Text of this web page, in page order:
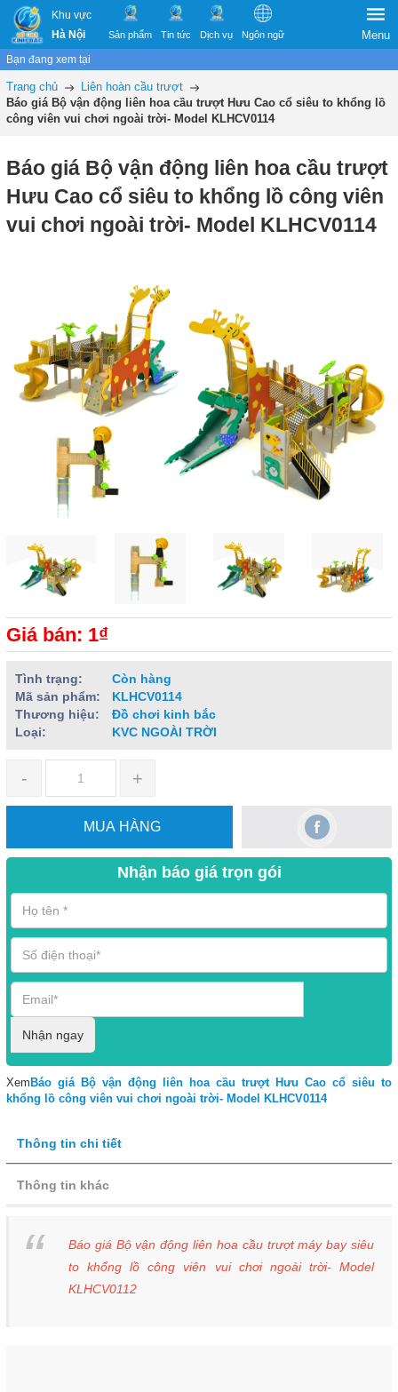
Khu vực
Hà Nội
Sản phẩm Tin tức Dịch vụ Ngôn ngữ Menu
Bạn đang xem tại
Trang chủ
Liên hoàn cầu trượt
Báo giá Bộ vận động liên hoa cầu trượt Hưu Cao cổ siêu to khổng lồ
công viên vui chơi ngoài trời- Model KLHCV0114
Báo giá Bộ vận động liên hoa cầu trượt
Hưu Cao cổ siêu to khổng lồ công viên
vui chơi ngoài trời- Model KLHCV0114
Giá bán: 1₫
Tình trạng:
Còn hàng
Mã sản phẩm:
KLHCV0114
Thương hiệu:
Đồ chơi kinh bắc
Loại:
KVC NGOÀI TRỜI
- +
MUA HÀNG
Nhận báo giá trọn gói
Nhận ngay
Xem Báo giá Bộ vận động liên hoa cầu trượt Hưu Cao cổ siêu to
khổng lồ công viên vui chơi ngoài trời- Model KLHCV0114
Thông tin chi tiết
Thông tin khác
Báo giá Bộ vận động liên hoa cầu trượt máy bay siêu
to khổng lồ công viên vui chơi ngoài trời- Model
KLHCV0112